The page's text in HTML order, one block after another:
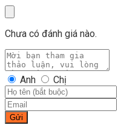
Chưa có đánh giá nào.
Anh Chị
Gửi